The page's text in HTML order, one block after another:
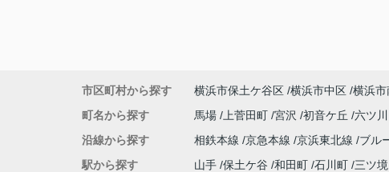
市区町村から探す 横浜市保土ケ谷区 横浜市中区 横浜市
町名から探す
馬場 上菅田町 宮沢 初音ケ丘 六ツ川
沿線から探す
相鉄本線 京急本線 京浜東北線 ブル
駅から探す
山手 保土ケ谷 和田町 石川町 三ツ境